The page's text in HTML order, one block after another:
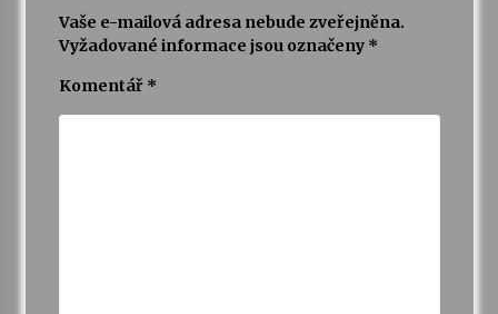
Vaše e-mailová adresa nebude zveřejněna.
Vyžadované informace jsou označeny *
Komentář *